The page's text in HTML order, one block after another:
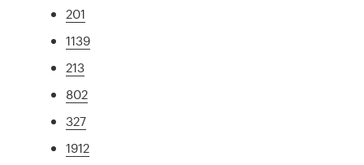
201
1139
213
802
327
1912